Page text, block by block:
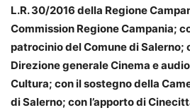
L.R. 30/2016 della Regione
Commission Regione Campania;
patrocinio del Comune di Salerno;
Direzione generale Cinema e
Cultura; con il sostegno della
di Salerno; con l’apporto di